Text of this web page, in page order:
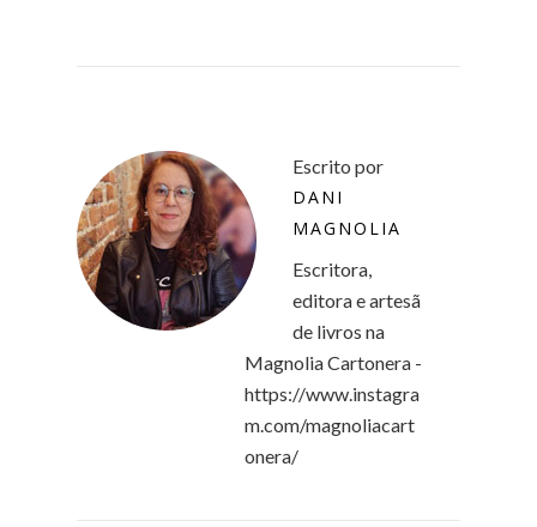
Escrito por
DANI
MAGNOLIA
Escritora,
editora e artesã
de livros na
Magnolia Cartonera -
https://www.instagra
m.com/magnoliacart
onera/